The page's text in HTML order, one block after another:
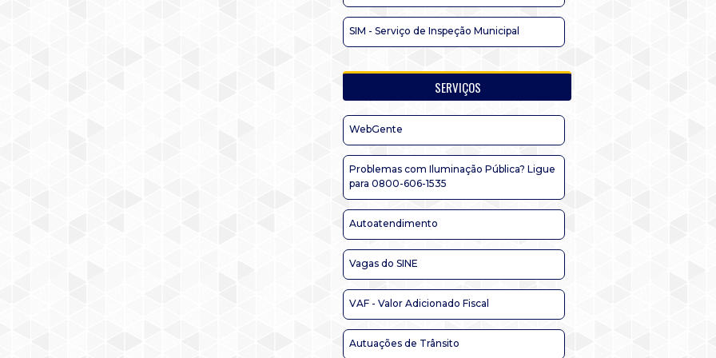
SIM - Serviço de Inspeção Municipal
SERVIÇOS
WebGente
Problemas com Iluminação Pública? Ligue
para 0800-606-1535
Autoatendimento
Vagas do SINE
VAF - Valor Adicionado Fiscal
Autuações de Trânsito